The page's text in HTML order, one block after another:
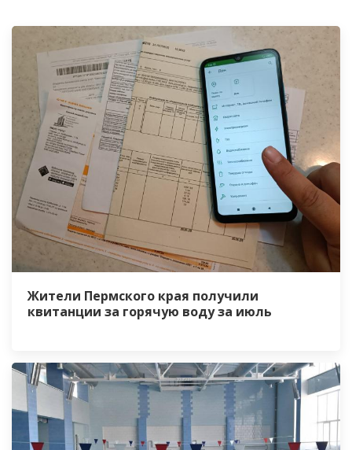
Жители Пермского края получили
квитанции за горячую воду за июль